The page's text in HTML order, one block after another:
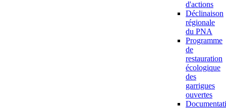
d'actions
Déclinaison
régionale
du PNA
Programme
de
restauration
écologique
des
garrigues
ouvertes